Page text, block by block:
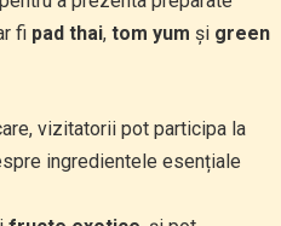
fi pad thai, tom yum și green
vizitatorii pot participa la
ingredientele esențiale